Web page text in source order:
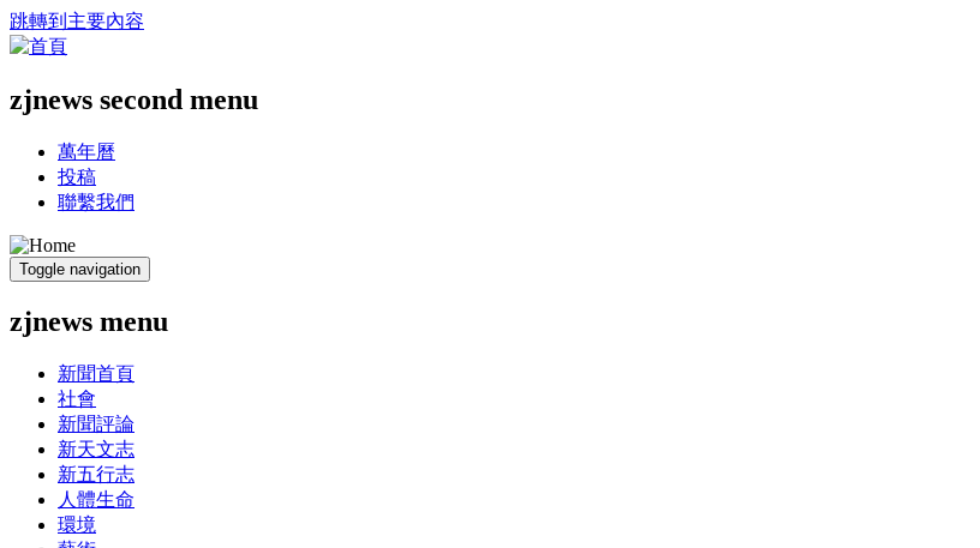
跳轉到主要內容
zjnews second menu
萬年曆
投稿
聯繫我們
Toggle navigation
zjnews menu
新聞首頁
社會
新聞評論
新天文志
新五行志
人體生命
環境